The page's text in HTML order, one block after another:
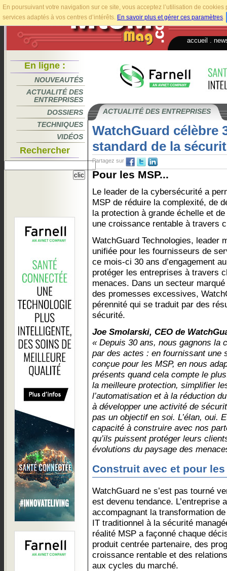
En poursuivant votre navigation sur ce site, vous acceptez l’utilisation de
services adaptés à vos centres d’intérêts. En savoir plus et gérer ces paramètres.
accueil
En ligne :
NOUVEAUTÉS
ACTUALITÉ DES
ENTREPRISES
DOSSIERS
TECHNIQUES
VIDÉOS
Rechercher
ACTUALITÉ DES ENTREPRISES
WatchGuard célèbre
standard de la
Partagez sur
Pour les MSP...
Le leader de la cybersécurité a
MSP de réduire la complexité, de
la protection à grande échelle et
une croissance rentable à travers
WatchGuard Technologies, leader
unifiée pour les fournisseurs de
ce mois-ci 30 ans d’engagement
protéger les entreprises à travers
menaces. Dans un secteur
des promesses excessives,
pérennité qui se traduit par des
sécurité.
Joe Smolarski, CEO de
« Depuis 30 ans, nous gagnons la
par des actes : en fournissant une
conçue pour les MSP, en nous
présents quand cela compte le
la meilleure protection, simplifier
l’automatisation et à la réduction
à développer une activité de
pas un objectif en soi. L’élan, oui.
capacité à construire avec nos
qu’ils puissent protéger leurs
évolutions du paysage des
Construit avec et pour les
WatchGuard ne s’est pas tourné
est devenu tendance. L’entreprise
accompagnant la transformation
IT traditionnel à la sécurité
réalité MSP a façonné chaque
produit centrée partenaire, des
croissance rentable et des
aux cycles du marché.